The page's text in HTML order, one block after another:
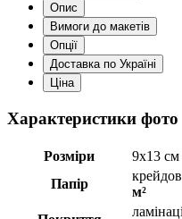
Опис
Вимоги до макетів
Опції
Доставка по Україні
Ціна
Характеристики фото
Розміри
9х13 см
Папір
м²